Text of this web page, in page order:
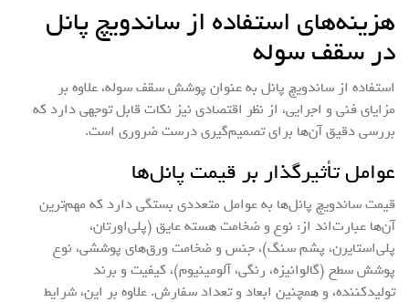
هزینه‌های استفاده از ساندویچ پانل
در سقف سوله
استفاده از ساندویچ پانل به عنوان پوشش سقف سوله، علاوه بر
مزایای فنی و اجرایی، از نظر اقتصادی نیز نکات قابل توجهی دارد که
بررسی دقیق آن‌ها برای تصمیم‌گیری درست ضروری است.
عوامل تأثیرگذار بر قیمت پانل‌ها
قیمت ساندویچ پانل‌ها به عوامل متعددی بستگی دارد که مهم‌ترین
آن‌ها عبارت‌اند از: نوع و ضخامت هسته عایق (پلی‌اورتان،
پلی‌استایرن، پشم سنگ)، جنس و ضخامت ورق‌های پوششی، نوع
پوشش سطح (گالوانیزه، رنگی، آلومینیوم)، کیفیت و برند
تولیدکننده، و همچنین ابعاد و تعداد سفارش. علاوه بر این، شرایط